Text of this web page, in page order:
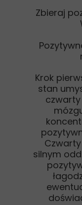
Zbieraj
Krok
stan
silnym